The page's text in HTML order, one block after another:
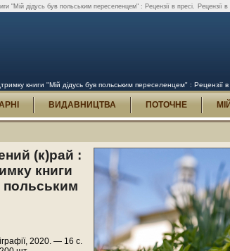
"Мій дідусь був польським переселенцем" : Рецензії в пресі. Рецензії
книги "Мій дідусь був польським переселенцем" : Рецензії в
ВИДАВНИЦТВА ПОТОЧНЕ
(к)рай :
книги
польським
2020. — 16 с.